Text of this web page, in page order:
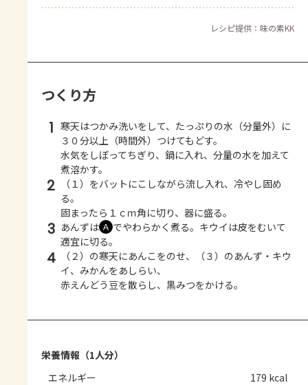
レシピ提供：味の素KK
つくり方
1 寒天はつかみ洗いをして、たっぷりの水（分量外）に
３０分以上（時間外）つけてもどす。
水気をしぼってちぎり、鍋に入れ、分量の水を加えて
煮溶かす。
2
（１）をバットにこしながら流し入れ、冷やし固め
る。
固まったら１ｃｍ角に切り、器に盛る。
3 あんずは Ａ でやわらかく煮る。キウイは皮をむいて
適宜に切る。
4
（２）の寒天にあんこをのせ、（３）のあんず・キウ
イ、みかんをあしらい、
赤えんどう豆を散らし、黒みつをかける。
栄養情報（1人分）
エネルギー
179 kcal